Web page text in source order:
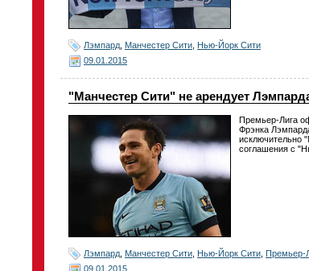
Лэмпард Манчестер Сити Нью-Йорк Сити
09.01.2015
"Манчестер Сити" не арендует
Премьер-Лига
Фрэнка
исключительно
соглашения с
Лэмпард Манчестер Сити Нью-Йорк Сити Премьер-
09.01.2015